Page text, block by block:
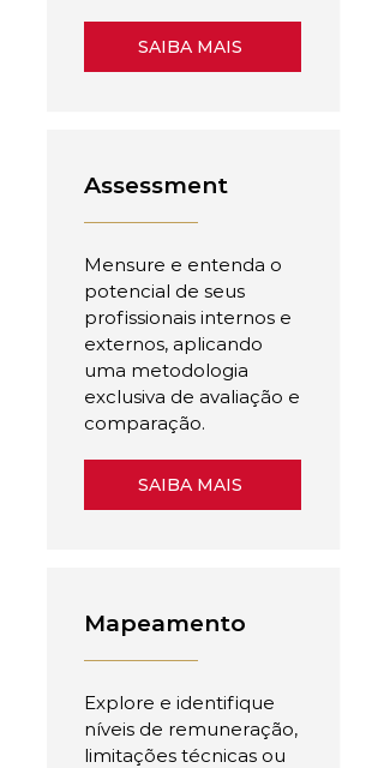
SAIBA MAIS
Assessment
Mensure e entenda o
potencial de seus
profissionais internos e
externos, aplicando
uma metodologia
exclusiva de avaliação e
comparação.
SAIBA MAIS
Mapeamento
Explore e identifique
níveis de remuneração,
limitações técnicas ou